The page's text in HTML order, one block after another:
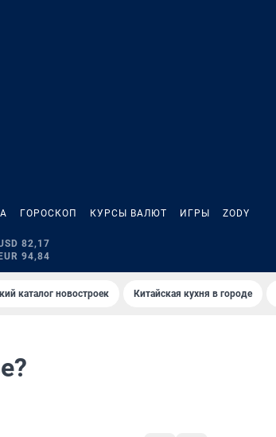
ГОРОСКОП КУРСЫ ВАЛЮТ ИГРЫ ZODY
82,17
EUR 94,84
каталог новостроек Китайская кухня в городе